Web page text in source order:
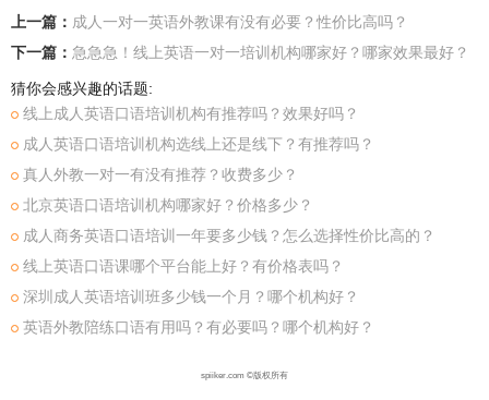
上一篇： 成人一对一英语外教课有没有必要？性价比高吗？
下一篇： 急急急！线上英语一对一培训机构哪家好？哪家效果最好？
猜你会感兴趣的话题:
线上成人英语口语培训机构有推荐吗？效果好吗？
成人英语口语培训机构选线上还是线下？有推荐吗？
真人外教一对一有没有推荐？收费多少？
北京英语口语培训机构哪家好？价格多少？
成人商务英语口语培训一年要多少钱？怎么选择性价比高的？
线上英语口语课哪个平台能上好？有价格表吗？
深圳成人英语培训班多少钱一个月？哪个机构好？
英语外教陪练口语有用吗？有必要吗？哪个机构好？
spiiker.com ©版权所有